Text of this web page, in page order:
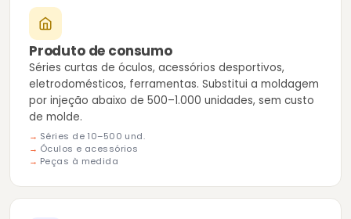
Produto de consumo
Séries curtas de óculos, acessórios desportivos,
eletrodomésticos, ferramentas. Substitui a moldagem
por injeção abaixo de 500–1.000 unidades, sem custo
de molde.
Séries de 10–500 und.
Óculos e acessórios
Peças à medida